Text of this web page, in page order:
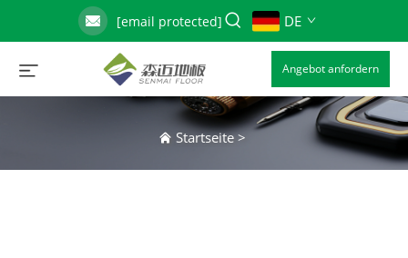
[email protected] DE
Angebot anfordern
Startseite>